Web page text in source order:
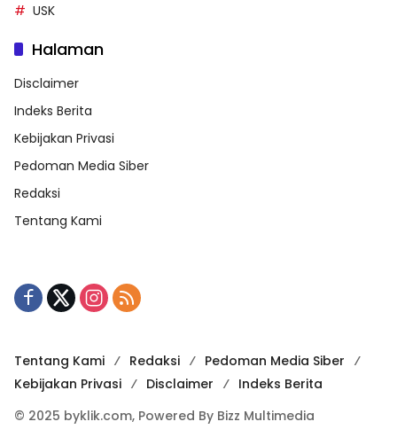
USK
Halaman
Disclaimer
Indeks Berita
Kebijakan Privasi
Pedoman Media Siber
Redaksi
Tentang Kami
Tentang Kami Redaksi
Pedoman Media Siber
Kebijakan Privasi
Disclaimer
Indeks Berita
© 2025 byklik.com, Powered By Bizz Multimedia